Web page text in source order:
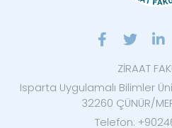
ZİRAAT
Isparta Uygulamalı Bilimler
32260 ÇÜNÜR/
Telefon: